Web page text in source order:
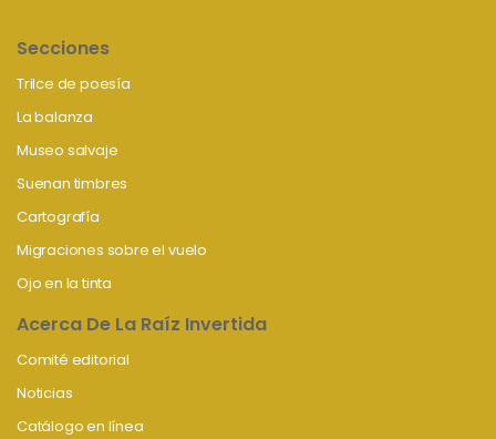
Secciones
Trilce de poesía
La balanza
Museo salvaje
Suenan timbres
Cartografía
Migraciones sobre el vuelo
Ojo en la tinta
Acerca De La Raíz Invertida
Comité editorial
Noticias
Catálogo en línea